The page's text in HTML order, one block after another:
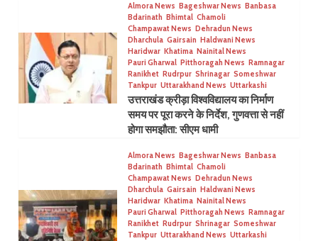
Almora News Bageshwar News Banbasa
Bdarinath Bhimtal Chamoli
Champawat News Dehradun News
Dharchula Gairsain Haldwani News
Haridwar Khatima Nainital News
Pauri Gharwal Pitthoragah News Ramnagar
Ranikhet Rudrpur Shrinagar Someshwar
Tankpur Uttarakhand News Uttarkashi
उत्तराखंड क्रीड़ा विश्वविद्यालय का निर्माण
समय पर पूरा करने के निर्देश, गुणवत्ता से नहीं
होगा समझौता: सीएम धामी
Almora News Bageshwar News Banbasa
Bdarinath Bhimtal Chamoli
Champawat News Dehradun News
Dharchula Gairsain Haldwani News
Haridwar Khatima Nainital News
Pauri Gharwal Pitthoragah News Ramnagar
Ranikhet Rudrpur Shrinagar Someshwar
Tankpur Uttarakhand News Uttarkashi